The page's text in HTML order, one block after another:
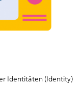
Identitäten (Identity)